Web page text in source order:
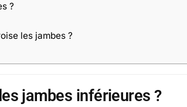
?
les jambes ?
jambes inférieures ?